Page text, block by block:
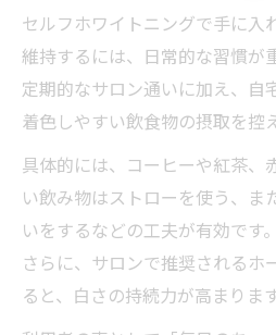
セルフホワイトニングで手に入
維持するには、日常的な習慣が
定期的なサロン通いに加え、自
着色しやすい飲食物の摂取を控
具体的には、コーヒーや紅茶、
い飲み物はストローを使う、ま
いをするなどの工夫が有効です。
さらに、サロンで推奨されるホ
ると、白さの持続力が高まります